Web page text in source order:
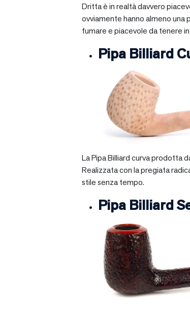
Dritta è in realtà davvero
ovviamente hanno almeno una
fumare e piacevole da tenere
Pipa Billiard
La Pipa Billiard curva prodotta
Realizzata con la pregiata
stile senza tempo.
Pipa Billiard